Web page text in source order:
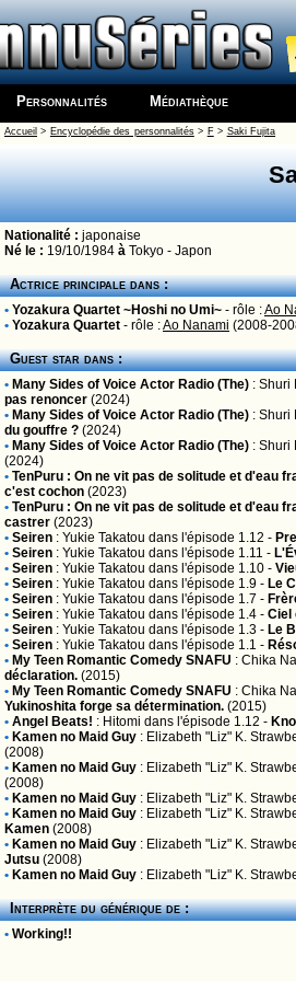
Personnalités Médiathèque
Accueil > Encyclopédie des personnalités> F> Saki Fujita
Nationalité : japonaise
Né le : 19/10/1984 à Tokyo - Japon
Actrice principale dans :
• Yozakura Quartet ~Hoshi no Umi~ - rôle :Ao
• Yozakura Quartet - rôle :Ao Nanami (2008-
Guest star dans :
• Many Sides of Voice Actor Radio (The) : Shuri
pas renoncer (2024)
• Many Sides of Voice Actor Radio (The) : Shuri
du gouffre ? (2024)
• Many Sides of Voice Actor Radio (The) : Shuri
(2024)
• TenPuru : On ne vit pas de solitude et d'eau
c'est cochon (2023)
• TenPuru : On ne vit pas de solitude et d'eau
castrer (2023)
• Seiren : Yukie Takatou dans l'épisode 1.12 -
• Seiren : Yukie Takatou dans l'épisode 1.11 -
• Seiren : Yukie Takatou dans l'épisode 1.10 -
• Seiren : Yukie Takatou dans l'épisode 1.9 - Le
• Seiren : Yukie Takatou dans l'épisode 1.7 -
• Seiren : Yukie Takatou dans l'épisode 1.4 - Ciel
• Seiren : Yukie Takatou dans l'épisode 1.3 - Le
• Seiren : Yukie Takatou dans l'épisode 1.1 -
• My Teen Romantic Comedy SNAFU : Chika
déclaration. (2015)
• My Teen Romantic Comedy SNAFU : Chika
Yukinoshita forge sa détermination. (2015)
• Angel Beats! : Hitomi dans l'épisode 1.12 -
• Kamen no Maid Guy : Elizabeth "Liz" K.
(2008)
• Kamen no Maid Guy : Elizabeth "Liz" K.
(2008)
• Kamen no Maid Guy : Elizabeth "Liz" K.
• Kamen no Maid Guy : Elizabeth "Liz" K.
Kamen (2008)
• Kamen no Maid Guy : Elizabeth "Liz" K.
Jutsu (2008)
• Kamen no Maid Guy : Elizabeth "Liz" K.
Interprète du générique de :
• Working!!